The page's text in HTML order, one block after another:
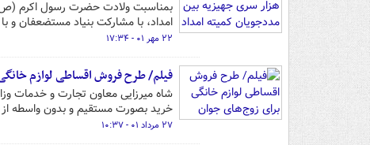
امداد، با مشارکت بنیاد مستضعفان و
۲۲ مهر ۰۱ - ۱۷:۳۴
فیلم/ طرح فروش اقساطی لوازم
خرید بصورت مستقیم و بدون واسطه از
۲۷ مرداد ۰۱ - ۱۰:۳۷